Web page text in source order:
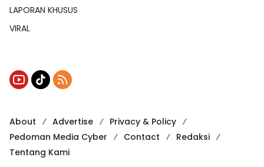
LAPORAN KHUSUS
VIRAL
About Advertise
Privacy & Policy
Pedoman Media Cyber
Contact
Redaksi
Tentang Kami